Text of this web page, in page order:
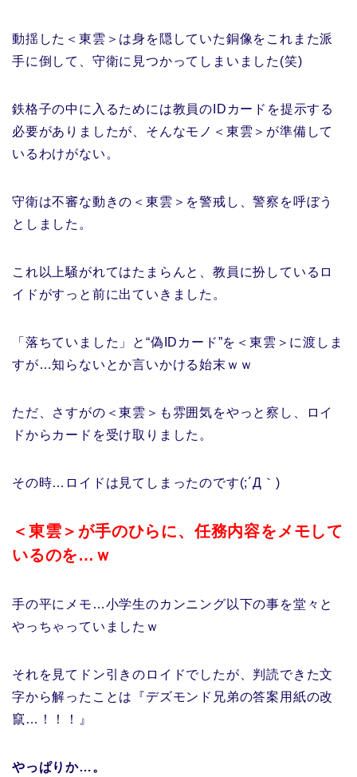
動揺した＜東雲＞は身を隠していた銅像をこれまた派
手に倒して、守衛に見つかってしまいました(笑)
鉄格子の中に入るためには教員のIDカードを提示する
必要がありましたが、そんなモノ＜東雲＞が準備して
いるわけがない。
守衛は不審な動きの＜東雲＞を警戒し、警察を呼ぼう
としました。
これ以上騒がれてはたまらんと、教員に扮しているロ
イドがすっと前に出ていきました。
「落ちていました」と“偽IDカード”を＜東雲＞に渡しま
すが…知らないとか言いかける始末ｗｗ
ただ、さすがの＜東雲＞も雰囲気をやっと察し、ロイ
ドからカードを受け取りました。
その時…ロイドは見てしまったのです(;´Д｀)
＜東雲＞が手のひらに、任務内容をメモして
いるのを…ｗ
手の平にメモ…小学生のカンニング以下の事を堂々と
やっちゃっていましたｗ
それを見てドン引きのロイドでしたが、判読できた文
字から解ったことは『デズモンド兄弟の答案用紙の改
竄…！！！』
やっぱりか…。